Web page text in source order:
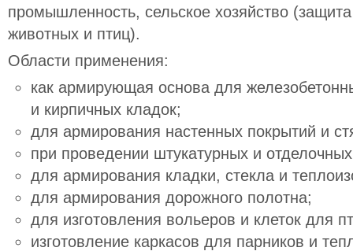
промышленность, сельское хозяйство
животных и птиц).
Области применения:
как армирующая основа для
и кирпичных кладок;
для армирования настенных покрытий и
при проведении штукатурных и
для армирования кладки, стекла и
для армирования дорожного полотна;
для изготовления вольеров и клеток для
изготовление каркасов для парников и